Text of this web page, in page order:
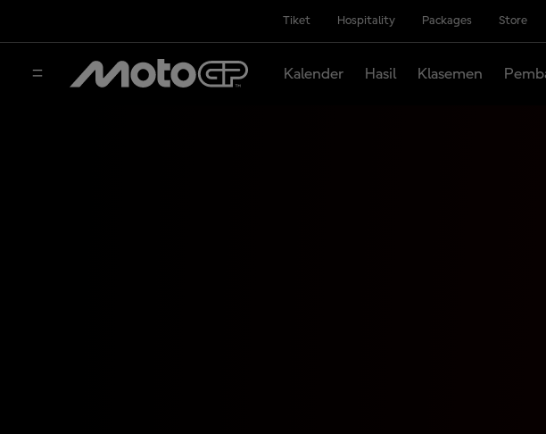
Tiket Hospitality Packages Store
Kalender Hasil Klasemen